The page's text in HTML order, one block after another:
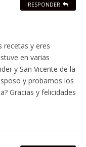
recetas y eres
en varias
y San Vicente de la
y probamos los
Gracias y felicidades
RESPONDER